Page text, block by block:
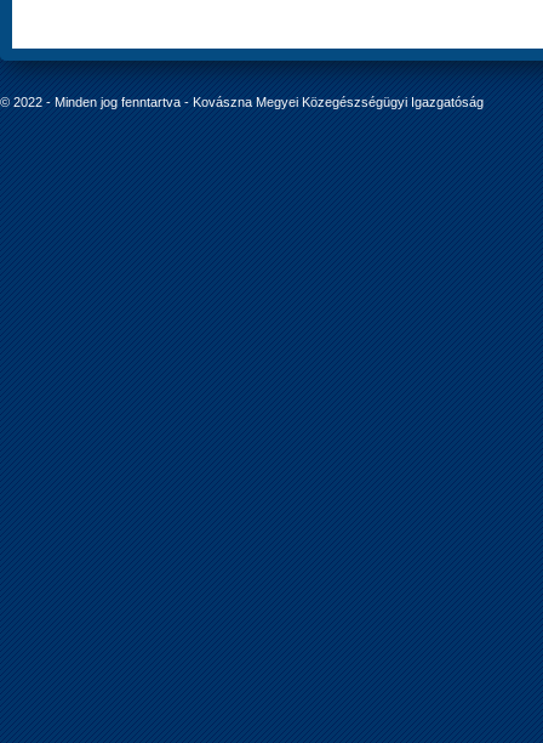
© 2022 - Minden jog fenntartva - Kovászna Megyei Közegészségügyi Igazgatóság